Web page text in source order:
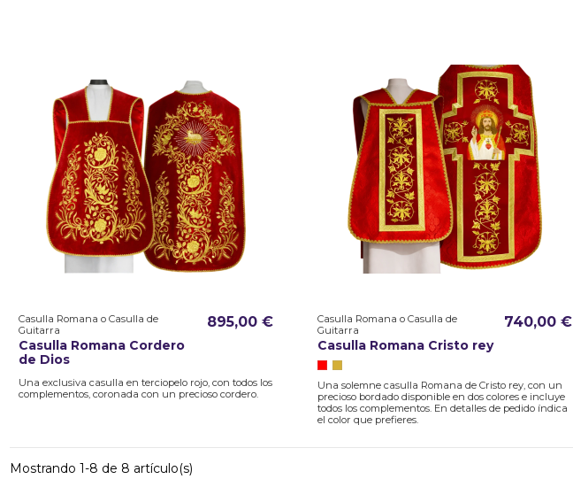
Casulla Romana o Casulla de
Guitarra
Casulla Romana Cordero
de Dios
895,00 €
Una exclusiva casulla en terciopelo rojo, con todos los
complementos, coronada con un precioso cordero.
Casulla Romana o Casulla de
Guitarra
Casulla Romana Cristo rey
740,00 €
Una solemne casulla Romana de Cristo rey, con un
precioso bordado disponible en dos colores e incluye
todos los complementos. En detalles de pedido índica
el color que prefieres.
Mostrando 1-8 de 8 artículo(s)